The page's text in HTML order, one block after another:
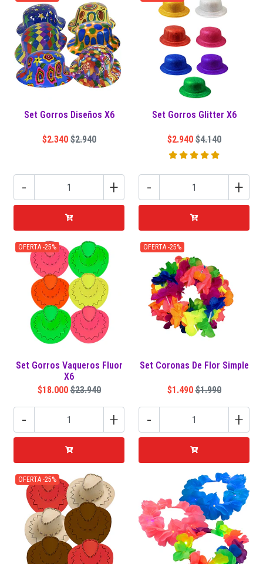
Set Gorros Diseños X6
$2.340 $2.940
- +
Set Gorros Glitter X6
$2.940 $4.140
- +
OFERTA -25%
Set Gorros Vaqueros Fluor
X6
$18.000 $23.940
- +
OFERTA -25%
Set Coronas De Flor Simple
$1.490 $1.990
- +
OFERTA -25%